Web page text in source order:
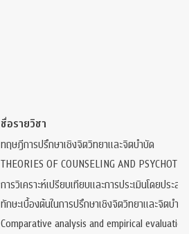
ชื่อรายวิชา
ทฤษฎีการปรึกษาเชิงจิตวิทยาและจิตบำบัด
THEORIES OF COUNSELING AND
การวิเคราะห์เปรียบเทียบและการประเมินโดยปร
ทักษะเบื้องต้นในการปรึกษาเชิงจิตวิทยาและจิตบำ
Comparative analysis and empirical